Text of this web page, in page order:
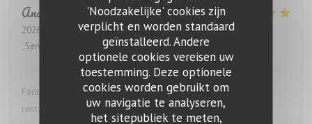
'Noodzakelijke' cookies zijn
verplicht en worden standaard
geïnstalleerd. Andere
optionele cookies vereisen uw
toestemming. Deze optionele
cookies worden gebruikt om
uw navigatie te analyseren,
het sitepubliek te meten,
Anders
2026-07-27
- 19:00 - Gasten 4
Service
Atmosfeer:5/5 Keuken: 5/5 Kwaliteit / Prijs
Fantastic wine list, great food and excellent service. This
restaurant is highly recommended.